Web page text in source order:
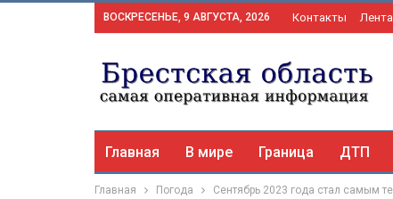
ВОСКРЕСЕНЬЕ, 9 АВГУСТА, 2026 Контакты Лента
Главная В мире Граница ДТП
Главная Погода Сентябрь 2023 года стал самым